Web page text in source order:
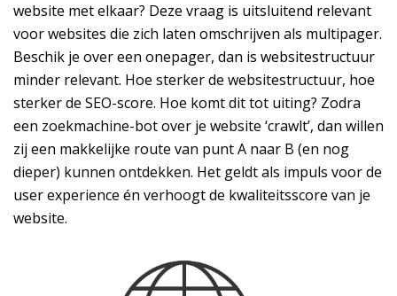
website met elkaar? Deze vraag is uitsluitend relevant
voor websites die zich laten omschrijven als multipager.
Beschik je over een onepager, dan is websitestructuur
minder relevant. Hoe sterker de websitestructuur, hoe
sterker de SEO-score. Hoe komt dit tot uiting? Zodra
een zoekmachine-bot over je website ‘crawlt’, dan willen
zij een makkelijke route van punt A naar B (en nog
dieper) kunnen ontdekken. Het geldt als impuls voor de
user experience én verhoogt de kwaliteitsscore van je
website.